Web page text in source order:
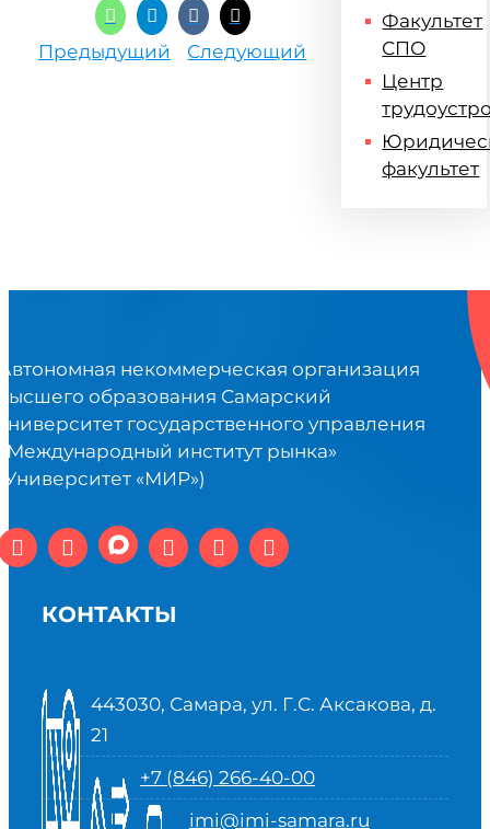
Предыдущий Следующий
Факультет
СПО
Центр
факультет
некоммерческая организация
образования Самарский
государственного управления
институт рынка»
«МИР»)
КОНТАКТЫ
443030, Самара, ул. Г.С. Аксакова, д.
21
+7 (846) 266-40-00
imi@imi-samara.ru